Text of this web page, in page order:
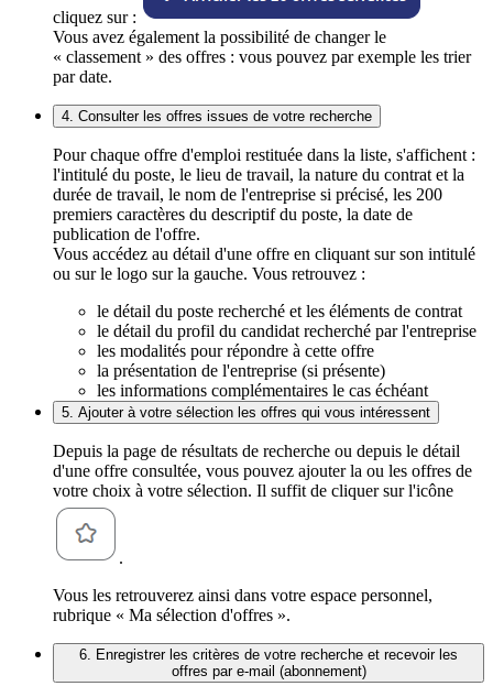
cliquez sur :
Vous avez également la possibilité de changer le
« classement » des offres : vous pouvez par exemple les trier
par date.
4. Consulter les offres issues de votre recherche
Pour chaque offre d'emploi restituée dans la liste, s'affichent :
l'intitulé du poste, le lieu de travail, la nature du contrat et la
durée de travail, le nom de l'entreprise si précisé, les 200
premiers caractères du descriptif du poste, la date de
publication de l'offre.
Vous accédez au détail d'une offre en cliquant sur son intitulé
ou sur le logo sur la gauche. Vous retrouvez :
le détail du poste recherché et les éléments de contrat
le détail du profil du candidat recherché par l'entreprise
les modalités pour répondre à cette offre
la présentation de l'entreprise (si présente)
les informations complémentaires le cas échéant
5. Ajouter à votre sélection les offres qui vous intéressent
Depuis la page de résultats de recherche ou depuis le détail
d'une offre consultée, vous pouvez ajouter la ou les offres de
votre choix à votre sélection. Il suffit de cliquer sur l'icône
.
Vous les retrouverez ainsi dans votre espace personnel,
rubrique « Ma sélection d'offres ».
6. Enregistrer les critères de votre recherche et recevoir les
offres par e-mail (abonnement)